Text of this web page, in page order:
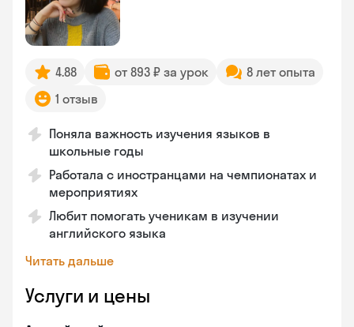
4.88 от 893 ₽ за урок
8 лет опыта
1 отзыв
Поняла важность изучения языков в
школьные годы
Работала с иностранцами на чемпионатах и
мероприятиях
Любит помогать ученикам в изучении
английского языка
Читать дальше
Услуги и цены